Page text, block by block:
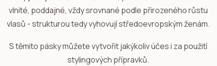
vlnité, poddajné, vždy srovnané podle přirozeného růstu
vlasů - strukturou tedy vyhovují středoevropským ženám.
S těmito pásky můžete vytvořit jakýkoliv účes i za použití
stylingových přípravků.